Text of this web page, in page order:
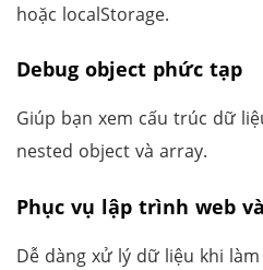
hoặc localStorage.
Debug object phức tạp
Giúp bạn xem cấu trúc dữ
nested object và array.
Phục vụ lập trình web
Dễ dàng xử lý dữ liệu khi làm